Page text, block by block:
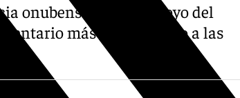
onubense, con un apoyo del
más con respecto a las